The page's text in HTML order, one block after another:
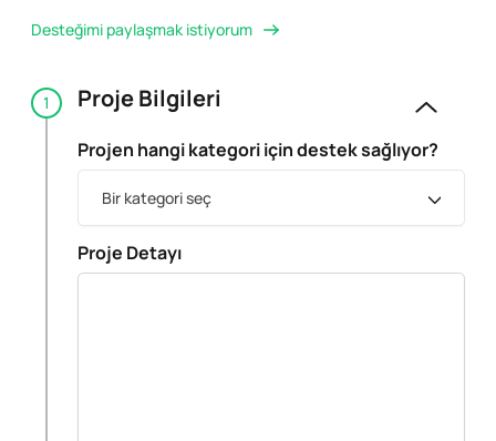
Desteğimi paylaşmak istiyorum
1 Proje Bilgileri
Projen hangi kategori için destek sağlıyor?
Bir kategori seç
Proje Detayı